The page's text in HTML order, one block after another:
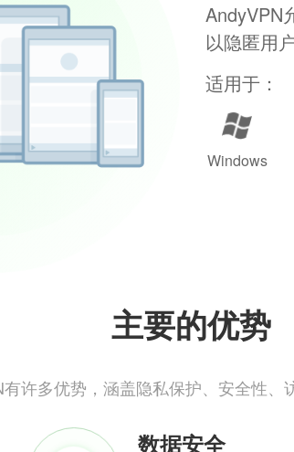
AndyVPN
以隐匿用
适用于：
Windows
主要的优势
许多优势，涵盖隐私保护、安全性、
数据安全